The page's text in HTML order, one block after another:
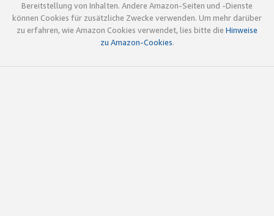
Bereitstellung von Inhalten. Andere Amazon-Seiten und -Dienste
können Cookies für zusätzliche Zwecke verwenden. Um mehr darüber
zu erfahren, wie Amazon Cookies verwendet, lies bitte die Hinweise
zu Amazon-Cookies.